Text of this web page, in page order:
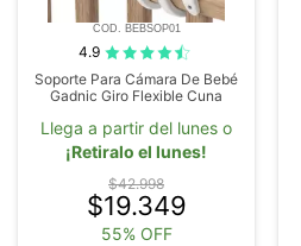
COD. BEBSOP01
4.9
Soporte Para Cámara De Bebé
Gadnic Giro Flexible Cuna
Llega a partir del lunes o
¡Retiralo el lunes!
$42.998
$19.349
55% OFF